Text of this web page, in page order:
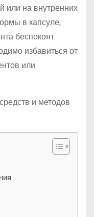
или на внутренних
в капсуле,
беспокоят
избавиться от
или